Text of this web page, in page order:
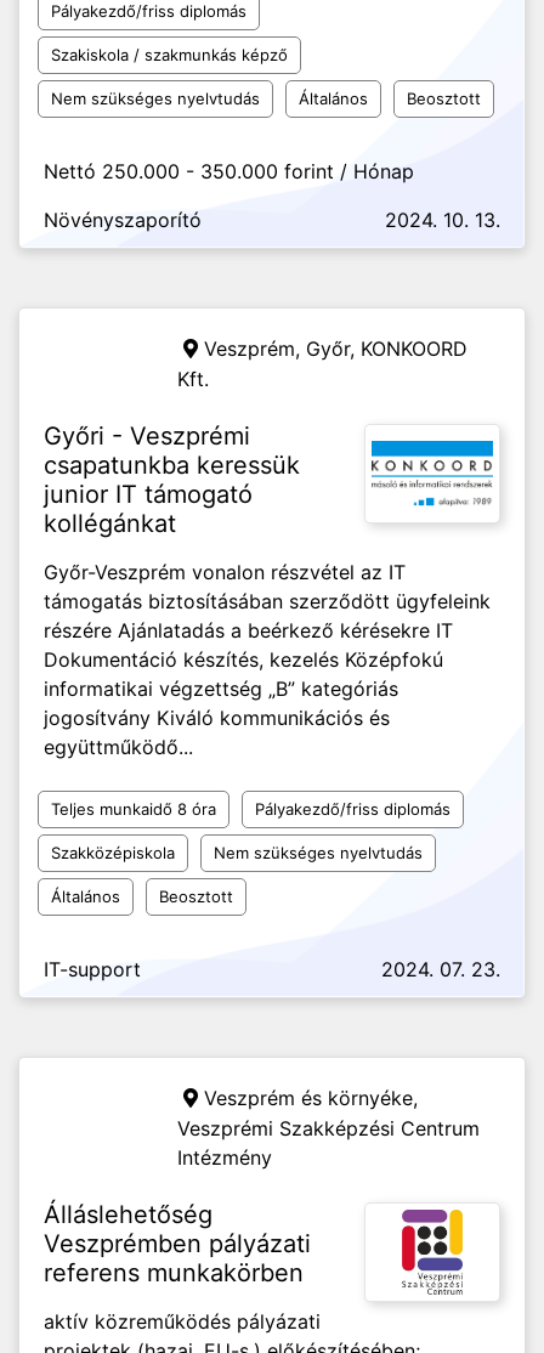
Pályakezdő/friss diplomás
Szakiskola / szakmunkás képző
Nem szükséges nyelvtudás Általános Beosztott
Nettó 250.000 - 350.000 forint / Hónap
Növényszaporító
2024. 10. 13.
Veszprém, Győr, KONKOORD
Kft.
Győri - Veszprémi
csapatunkba keressük
junior IT támogató
kollégánkat
Győr-Veszprém vonalon részvétel az IT
támogatás biztosításában szerződött ügyfeleink
részére Ajánlatadás a beérkező kérésekre IT
Dokumentáció készítés, kezelés Középfokú
informatikai végzettség „B” kategóriás
jogosítvány Kiváló kommunikációs és
együttműködő...
Teljes munkaidő 8 óra Pályakezdő/friss diplomás
Szakközépiskola Nem szükséges nyelvtudás
Általános Beosztott
IT-support 2024. 07. 23.
Veszprém és környéke,
Veszprémi Szakképzési Centrum
Intézmény
Álláslehetőség
Veszprémben pályázati
referens munkakörben
aktív közreműködés pályázati